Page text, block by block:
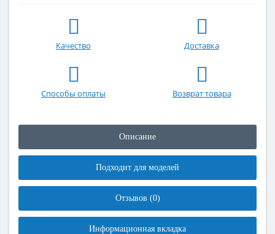
Качество Доставка
Способы оплаты Возврат товара
Описание
Подходит для моделей
Отзывов (0)
Информационная вкладка